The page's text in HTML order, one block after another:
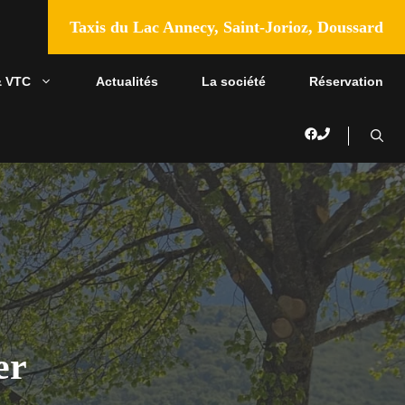
Taxis du Lac Annecy, Saint-Jorioz, Doussard
VTC Actualités La société Réservation